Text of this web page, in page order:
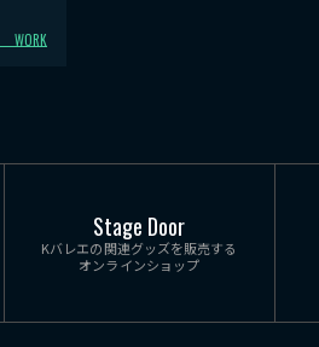
WORK
Stage Door
Kバレエの関連グッズを販売する
オンラインショップ